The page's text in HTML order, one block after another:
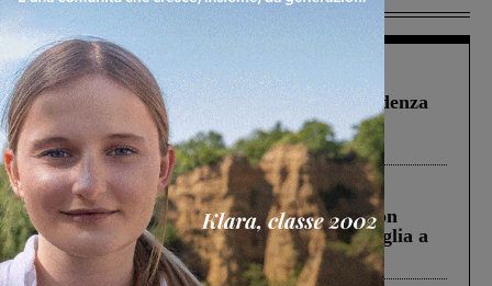
Figline Incisa Valdarno 1 Agosto 2026
Piscina di Figline finanziata oltre la scadenza
Pnrr, il gruppo di Fratelli d’Italia: “Un
ringraziamento al Governo”
Cronaca 3 Agosto 2026
Scomparso da una struttura di Castiglion
Fiorentino l’uomo che aveva ucciso la figlia a
Levane nel 2020